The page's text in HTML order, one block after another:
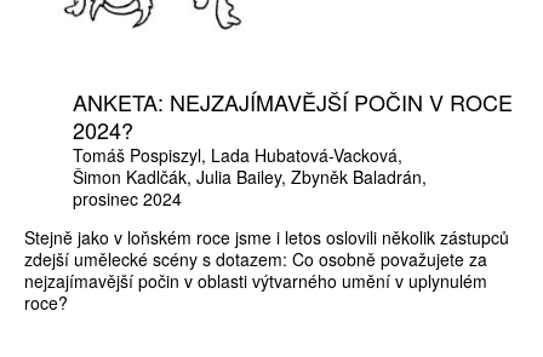
ANKETA: NEJZAJÍMAVĚJŠÍ POČIN V ROCE
2024?
Tomáš Pospiszyl Lada Hubatová-Vacková
Šimon Kadlčák Julia Bailey Zbyněk Baladrán
prosinec 2024
Stejně jako v loňském roce jsme i letos oslovili několik zástupců
zdejší umělecké scény s dotazem: Co osobně považujete za
nejzajímavější počin v oblasti výtvarného umění v uplynulém
roce?